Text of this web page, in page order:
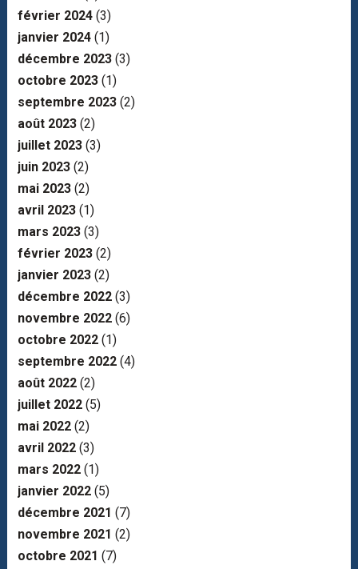
février 2024(3)
janvier 2024(1)
décembre 2023(3)
octobre 2023(1)
septembre 2023(2)
août 2023(2)
juillet 2023(3)
juin 2023(2)
mai 2023(2)
avril 2023(1)
mars 2023(3)
février 2023(2)
janvier 2023(2)
décembre 2022(3)
novembre 2022(6)
octobre 2022(1)
septembre 2022(4)
août 2022(2)
juillet 2022(5)
mai 2022(2)
avril 2022(3)
mars 2022(1)
janvier 2022(5)
décembre 2021 (7)
novembre 2021 (2)
octobre 2021 (7)